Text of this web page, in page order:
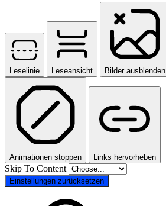
Leselinie Leseansicht Bilder ausblenden
Animationen stoppen Links hervorheben
Skip To Content
Einstellungen zurücksetzen